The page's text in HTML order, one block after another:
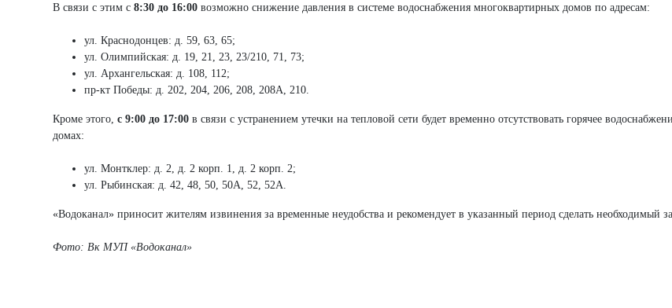
В связи с этим с 8:30 до 16:00 возможно снижение давления в системе водоснабжения многоквартирных домов по адресам:
ул. Краснодонцев: д. 59, 63, 65;
ул. Олимпийская: д. 19, 21, 23, 23/210, 71, 73;
ул. Архангельская: д. 108, 112;
пр-кт Победы: д. 202, 204, 206, 208, 208А, 210.
Кроме этого, с 9:00 до 17:00 в связи с устранением утечки на тепловой сети будет временно отсутствовать горячее
домах:
ул. Монтклер: д. 2, д. 2 корп. 1, д. 2 корп. 2;
ул. Рыбинская: д. 42, 48, 50, 50А, 52, 52А.
«Водоканал» приносит жителям извинения за временные неудобства и рекомендует в указанный период сделать необходимый
Фото: Вк МУП «Водоканал»